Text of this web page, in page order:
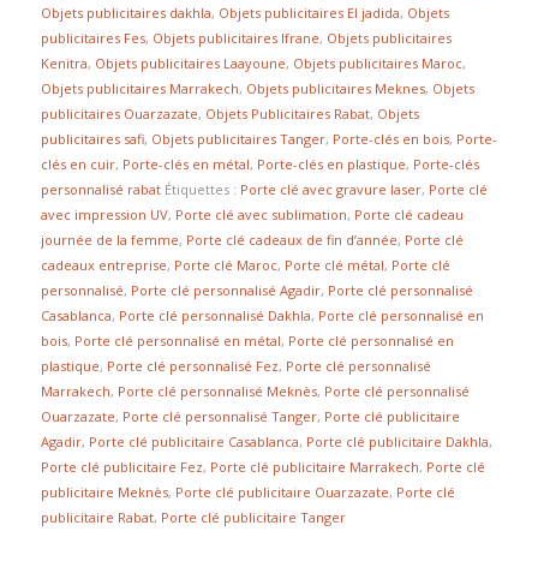
Objets publicitaires dakhla, Objets publicitaires El jadida, Objets
publicitaires Fes, Objets publicitaires Ifrane, Objets publicitaires
Kenitra, Objets publicitaires Laayoune, Objets publicitaires Maroc,
Objets publicitaires Marrakech, Objets publicitaires Meknes, Objets
publicitaires Ouarzazate, Objets Publicitaires Rabat, Objets
publicitaires safi, Objets publicitaires Tanger, Porte-clés en bois, Porte-
clés en cuir, Porte-clés en métal, Porte-clés en plastique, Porte-clés
personnalisé rabat Étiquettes : Porte clé avec gravure laser, Porte clé
avec impression UV, Porte clé avec sublimation, Porte clé cadeau
journée de la femme, Porte clé cadeaux de fin d’année, Porte clé
cadeaux entreprise, Porte clé Maroc, Porte clé métal, Porte clé
personnalisé, Porte clé personnalisé Agadir, Porte clé personnalisé
Casablanca, Porte clé personnalisé Dakhla, Porte clé personnalisé en
bois, Porte clé personnalisé en métal, Porte clé personnalisé en
plastique, Porte clé personnalisé Fez, Porte clé personnalisé
Marrakech, Porte clé personnalisé Meknès, Porte clé personnalisé
Ouarzazate, Porte clé personnalisé Tanger, Porte clé publicitaire
Agadir, Porte clé publicitaire Casablanca, Porte clé publicitaire Dakhla,
Porte clé publicitaire Fez, Porte clé publicitaire Marrakech, Porte clé
publicitaire Meknès, Porte clé publicitaire Ouarzazate, Porte clé
publicitaire Rabat, Porte clé publicitaire Tanger